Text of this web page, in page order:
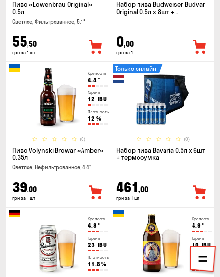
Пиво «Lowenbrau Original»
0.5л
Светлое, Фильтрованное, 5.1°
55,50
грн за 1 шт
Набор пива Budweiser Budvar
Original 0.5л x 8шт +
0,00
грн за 1
Крепость
4.4°
Горечь
12 IBU
Плотность
12 %
(0)
Пиво Volynski Browar «Amber»
0.35л
Светлое, Нефильтрованное, 4.4°
39,00
грн за 1 шт
(0)
Только онлайн
Набор пива Bavaria 0.5л х 6шт
+ термосумка
461 ,00
грн за 1 шт
Крепость
4.8 °
Горечь
23 IBU
Плотность
11.8 %
Крепость
4.9 °
Горечь
10IBU
Плотность
11%